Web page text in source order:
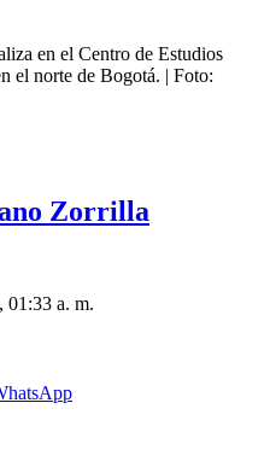
en el Centro de Estudios
el norte de Bogotá. | Foto:
Zorrilla
01:33 a. m.